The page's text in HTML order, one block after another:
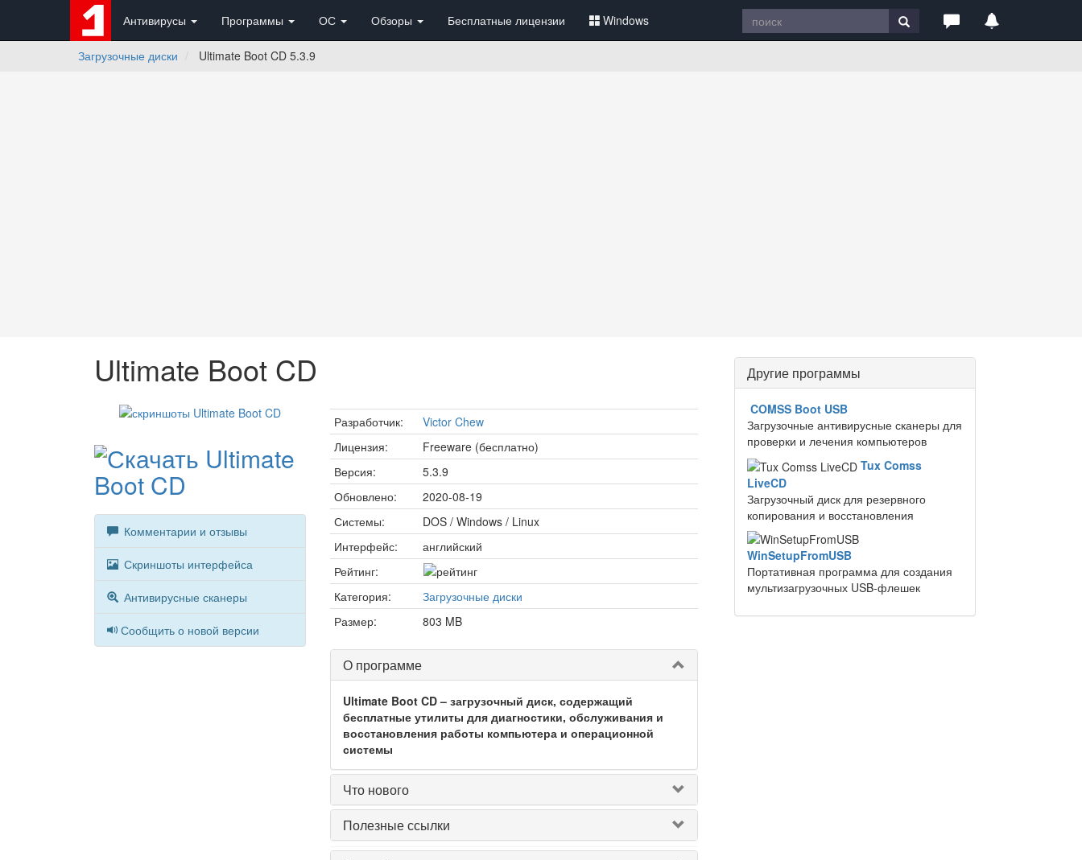
Антивирусы Программы ОС Обзоры Бесплатные лицензии Windows
Загрузочные диски Ultimate Boot CD 5.3.9
Ultimate Boot CD
Комментарии и отзывы
Скриншоты интерфейса
Антивирусные сканеры
Сообщить о новой версии
Разработчик:
Victor Chew
Лицензия:
Freeware (бесплатно)
Версия:
5.3.9
Обновлено:
2020-08-19
Системы:
DOS / Windows / Linux
Интерфейс:
английский
Рейтинг:
Категория:
Загрузочные диски
Размер:
803 MB
О программе
Ultimate Boot CD – загрузочный диск, содержащий
бесплатные утилиты для диагностики, обслуживания и
восстановления работы компьютера и операционной
системы
Что нового
Полезные ссылки
Другие программы
COMSS Boot USB
Загрузочные антивирусные сканеры для
проверки и лечения компьютеров
Tux Comss
LiveCD
Загрузочный диск для резервного
копирования и восстановления
WinSetupFromUSB
Портативная программа для создания
мультизагрузочных USB-флешек